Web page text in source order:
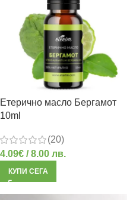
Етерично масло Бергамот
10ml
(20)
4.09€ / 8.00 лв.
КУПИ СЕГА